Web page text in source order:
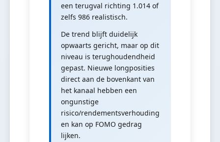
een terugval richting 1.014 of
zelfs 986 realistisch.
De trend blijft duidelijk
opwaarts gericht, maar op dit
niveau is terughoudendheid
gepast. Nieuwe longposities
direct aan de bovenkant van
het kanaal hebben een
ongunstige
risico/rendementsverhouding
en kan op FOMO gedrag
lijken.